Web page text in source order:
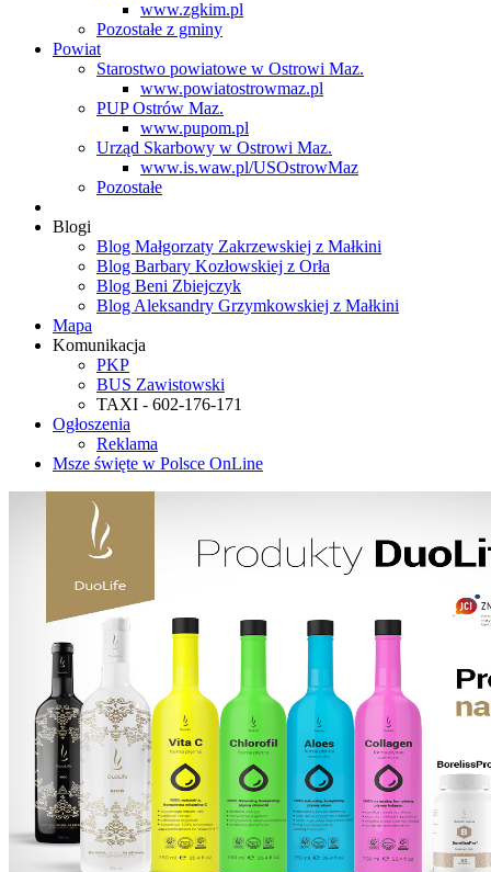
www.zgkim.pl
Pozostałe z gminy
Powiat
Starostwo powiatowe w Ostrowi Maz.
www.powiatostrowmaz.pl
PUP Ostrów Maz.
www.pupom.pl
Urząd Skarbowy w Ostrowi Maz.
www.is.waw.pl/USOstrowMaz
Pozostałe
Blogi
Blog Małgorzaty Zakrzewskiej z Małkini
Blog Barbary Kozłowskiej z Orła
Blog Beni Zbiejczyk
Blog Aleksandry Grzymkowskiej z Małkini
Mapa
Komunikacja
PKP
BUS Zawistowski
TAXI - 602-176-171
Ogłoszenia
Reklama
Msze święte w Polsce OnLine